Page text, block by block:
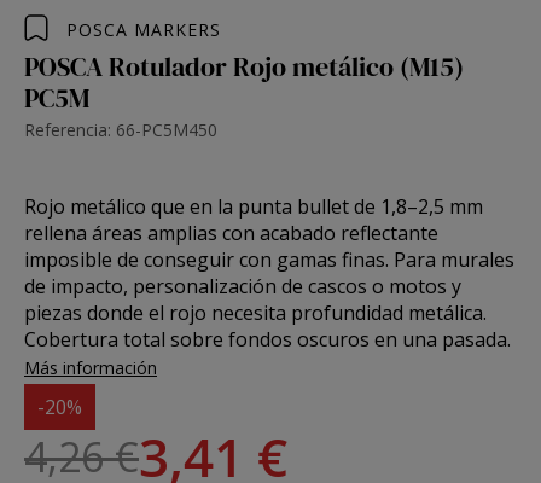
POSCA MARKERS
POSCA Rotulador Rojo metálico (M15)
PC5M
Referencia: 66-PC5M450
Rojo metálico que en la punta bullet de 1,8–2,5 mm
rellena áreas amplias con acabado reflectante
imposible de conseguir con gamas finas. Para murales
de impacto, personalización de cascos o motos y
piezas donde el rojo necesita profundidad metálica.
Cobertura total sobre fondos oscuros en una pasada.
Más información
-20%
4,26 €3,41 €